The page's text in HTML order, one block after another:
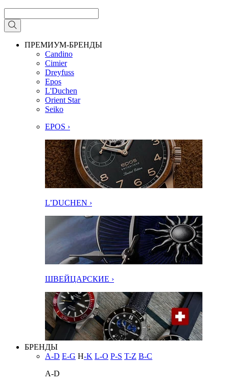
ПРЕМИУМ-БРЕНДЫ
Candino
Cimier
Dreyfuss
Epos
L'Duchen
Orient Star
Seiko
EPOS ›
L’DUCHEN ›
ШВЕЙЦАРСКИЕ ›
БРЕНДЫ
A-D E-G H-K L-O P-S T-Z В-С
A-D